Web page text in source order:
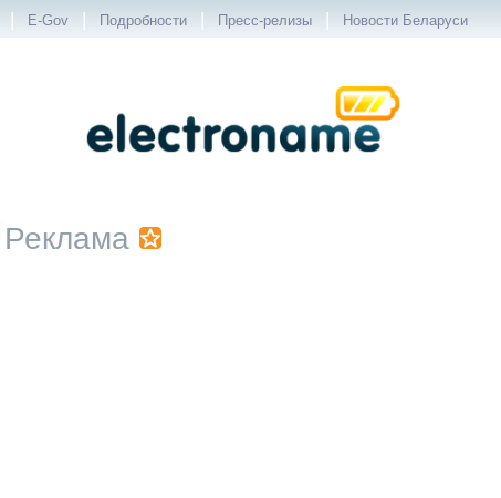
| E-Gov | Подробности | Пресс-релизы | Новости Беларуси
Реклама